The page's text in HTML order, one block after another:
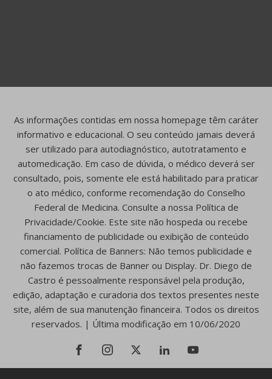
As informações contidas em nossa homepage têm caráter
informativo e educacional. O seu conteúdo jamais deverá
ser utilizado para autodiagnóstico, autotratamento e
automedicação. Em caso de dúvida, o médico deverá ser
consultado, pois, somente ele está habilitado para praticar
o ato médico, conforme recomendação do Conselho
Federal de Medicina. Consulte a nossa Política de
Privacidade/Cookie. Este site não hospeda ou recebe
financiamento de publicidade ou exibição de conteúdo
comercial. Política de Banners: Não temos publicidade e
não fazemos trocas de Banner ou Display. Dr. Diego de
Castro é pessoalmente responsável pela produção,
edição, adaptação e curadoria dos textos presentes neste
site, além de sua manutenção financeira. Todos os direitos
reservados. | Última modificação em 10/06/2020